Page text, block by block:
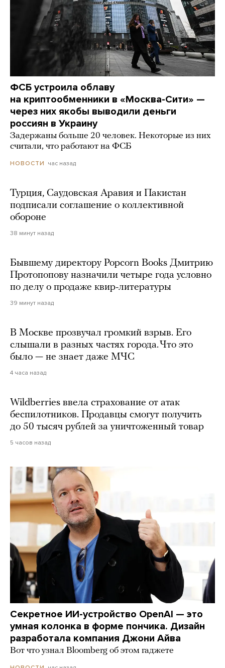
ФСБ устроила облаву
на криптообменники в «Москва-Сити» —
через них якобы выводили деньги
россиян в Украину
Задержаны больше 20 человек. Некоторые из них
считали, что работают на ФСБ
НОВОСТИ час назад
Турция, Саудовская Аравия и Пакистан
подписали соглашение о коллективной
обороне
38 минут назад
Бывшему директору Popcorn Books Дмитрию
Протопопову назначили четыре года условно
по делу о продаже квир-литературы
39 минут назад
В Москве прозвучал громкий взрыв. Его
слышали в разных частях города. Что это
было — не знает даже МЧС
4 часа назад
Wildberries ввела страхование от атак
беспилотников. Продавцы смогут получить
до 50 тысяч рублей за уничтоженный товар
5 часов назад
Секретное ИИ-устройство OpenAI — это
умная колонка в форме пончика. Дизайн
разработала компания Джони Айва
Вот что узнал Bloomberg об этом гаджете